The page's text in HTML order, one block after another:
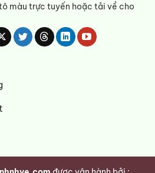
màu trực tuyến hoặc tải về cho